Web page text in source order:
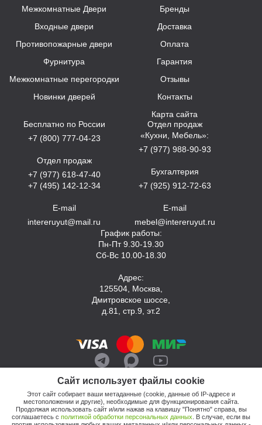
Сайт использует файлы cookie
Этот сайт собирает ваши метаданные (cookie, данные об IP-адресе и
местоположении и другие), необходимые для функционирования сайта.
Продолжая использовать сайт и/или нажав на клавишу "Понятно" справа, вы
соглашаетесь с политикой обработки персональных данных . В случае, если вы
Межкомнатные Двери
Входные двери
Противопожарные двери
Фурнитура
Межкомнатные перегородки
Новинки дверей
Бренды
Доставка
Оплата
Гарантия
Отзывы
Контакты
Карта сайта
Бесплатно по России
+7 (800) 777-04-23
Отдел продаж
+7 (977) 618-47-40
+7 (495) 142-12-34
E-mail
intereruyut@mail.ru
Отдел продаж
«Кухни, Мебель»:
+7 (977) 988-90-93
Бухгалтерия
+7 (925) 912-72-63
E-mail
mebel@intereruyut.ru
График работы:
Пн-Пт 9.30-19.30
Сб-Вс 10.00-18.30
Адрес:
125504, Москва,
Дмитровское шоссе,
д.81, стр.9, эт.2